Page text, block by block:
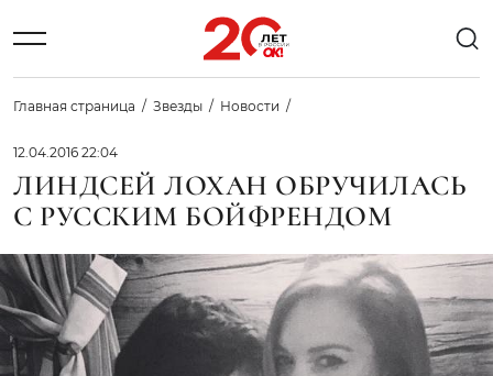
Главная страница Звезды Новости
12.04.2016 22:04
ЛИНДСЕЙ ЛОХАН ОБРУЧИЛАСЬ
С РУССКИМ БОЙФРЕНДОМ